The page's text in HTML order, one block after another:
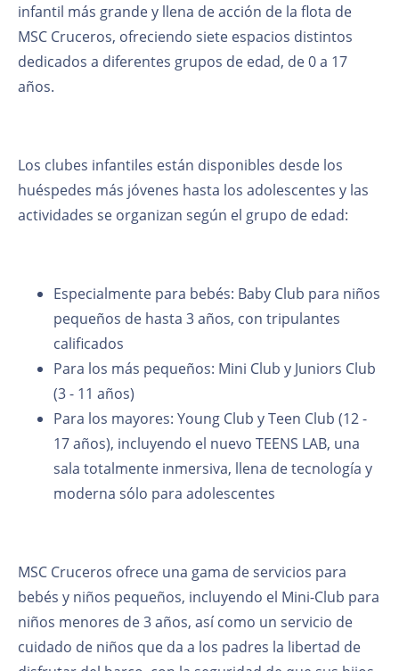
infantil más grande y llena de acción de la flota de
MSC Cruceros, ofreciendo siete espacios distintos
dedicados a diferentes grupos de edad, de 0 a 17
años.
Los clubes infantiles están disponibles desde los
huéspedes más jóvenes hasta los adolescentes y las
actividades se organizan según el grupo de edad:
Especialmente para bebés: Baby Club para niños
pequeños de hasta 3 años, con tripulantes
calificados
Para los más pequeños: Mini Club y Juniors Club
(3 - 11 años)
Para los mayores: Young Club y Teen Club (12 -
17 años), incluyendo el nuevo TEENS LAB, una
sala totalmente inmersiva, llena de tecnología y
moderna sólo para adolescentes
MSC Cruceros ofrece una gama de servicios para
bebés y niños pequeños, incluyendo el Mini-Club para
niños menores de 3 años, así como un servicio de
cuidado de niños que da a los padres la libertad de